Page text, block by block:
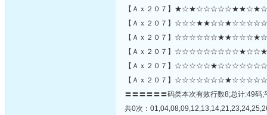
【Ａｘ２０７】
【Ａｘ２０７】
【Ａｘ２０７】
【Ａｘ２０７】
【Ａｘ２０７】
【Ａｘ２０７】
〓〓〓〓〓〓码类本次有效行数8;总计:49码
共0次：